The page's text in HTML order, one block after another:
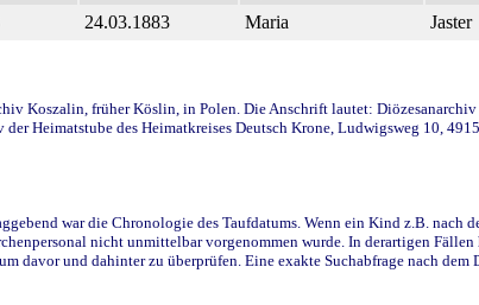
24.03.1883 Maria Jaster
Koszalin, früher Köslin, in Polen. Die Anschrift lautet:
Heimatstube des Heimatkreises Deutsch Krone, Ludwigsweg 10,
war die Chronologie des Taufdatums. Wenn ein Kind z.B. nach
nicht unmittelbar vorgenommen wurde. In derartigen
davor und dahinter zu überprüfen. Eine exakte Suchabfrage nach